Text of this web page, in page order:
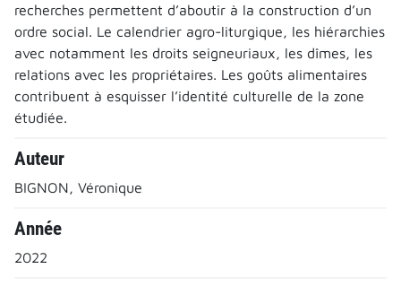
recherches permettent d’aboutir à la construction d’un
ordre social. Le calendrier agro-liturgique, les hiérarchies
avec notamment les droits seigneuriaux, les dîmes, les
relations avec les propriétaires. Les goûts alimentaires
contribuent à esquisser l’identité culturelle de la zone
étudiée.
Auteur
BIGNON, Véronique
Année
2022